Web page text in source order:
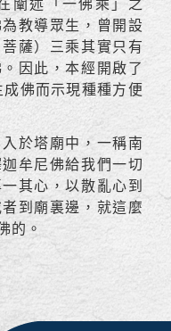
教導眾生，曾開設
薩）三乘其實只有
因此，本經開啟了
佛而示現種種方便
於塔廟中，一稱南
牟尼佛給我們一切
其心，以散亂心到
到廟裏邊，就這麼
的。